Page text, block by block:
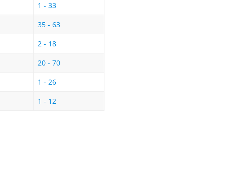
1 - 33
35 - 63
2 - 18
20 - 70
1 - 26
1 - 12